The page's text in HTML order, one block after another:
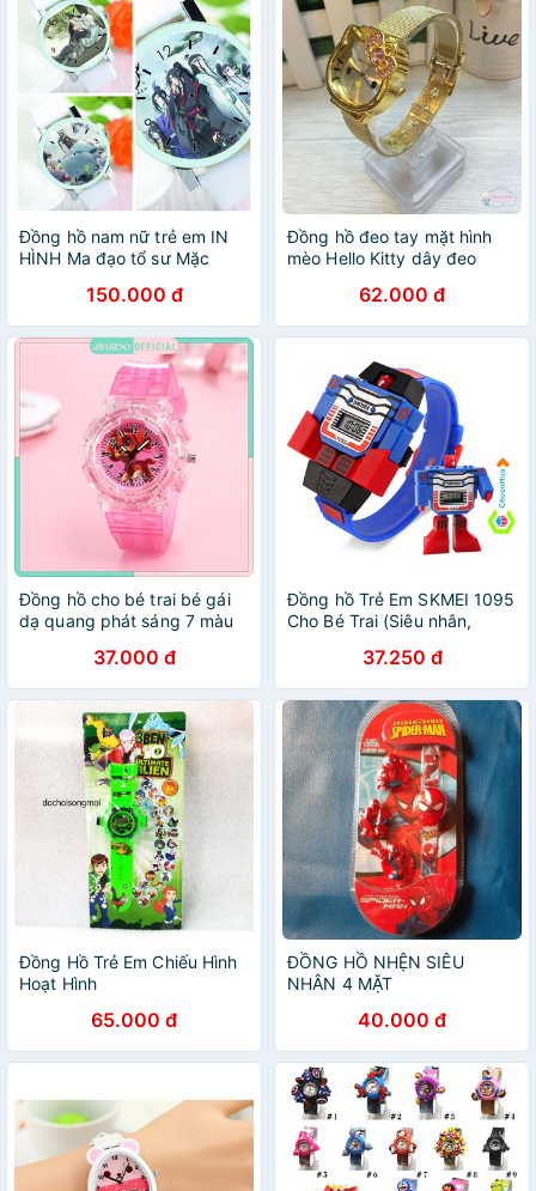
Đồng hồ nam nữ trẻ em IN
HÌNH Ma đạo tổ sư Mặc
da mặt kính150.000 đ
Đồng hồ đeo tay mặt hình
mèo Hello Kitty dây đeo
trang cho trẻ em
62.000 đ
Đồng hồ cho bé trai bé gái
dạ quang phát sáng 7 màu
thương JIMADO
44922868698
37.000 đ
Đồng hồ Trẻ Em SKMEI 1095
Cho Bé Trai (Siêu nhân,
ráp Transformer, Mặt 42mm,
mẫu giáo...)
37.250 đ
Đồng Hồ Trẻ Em Chiếu Hình
Hoạt Hình
65.000 đ
ĐỒNG HỒ NHỆN SIÊU
NHÂN 4 MẶT
40.000 đ